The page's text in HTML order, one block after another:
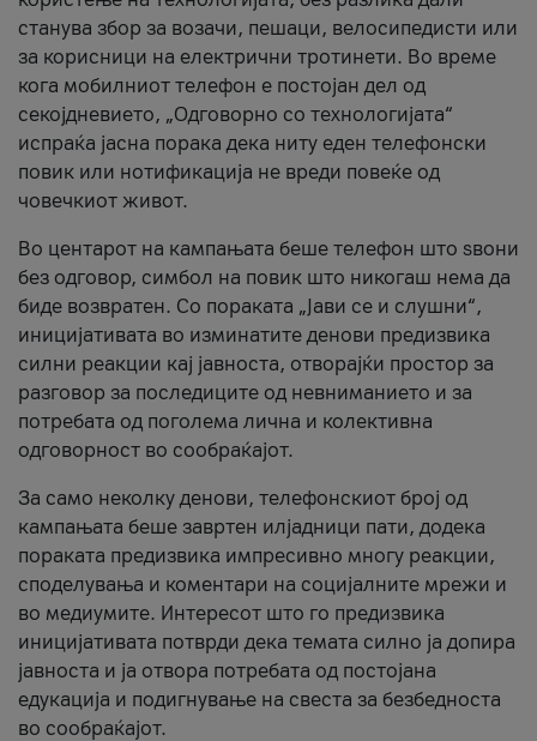
станува збор за возачи, пешаци, велосипедисти или
за корисници на електрични тротинети. Во време
кога мобилниот телефон е постојан дел од
секојдневието, „Одговорно со технологијата“
испраќа јасна порака дека ниту еден телефонски
повик или нотификација не вреди повеќе од
човечкиот живот.
Во центарот на кампањата беше телефон што ѕвони
без одговор, симбол на повик што никогаш нема да
биде возвратен. Со пораката „Јави се и слушни“,
иницијативата во изминатите денови предизвика
силни реакции кај јавноста, отворајќи простор за
разговор за последиците од невниманието и за
потребата од поголема лична и колективна
одговорност во сообраќајот.
За само неколку денови, телефонскиот број од
кампањата беше завртен илјадници пати, додека
пораката предизвика импресивно многу реакции,
споделувања и коментари на социјалните мрежи и
во медиумите. Интересот што го предизвика
иницијативата потврди дека темата силно ја допира
јавноста и ја отвора потребата од постојана
едукација и подигнување на свеста за безбедноста
во сообраќајот.